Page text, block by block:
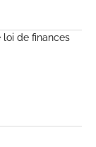
loi de finances